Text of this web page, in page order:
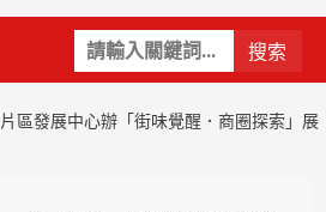
關
鍵
Primary
Menu
片區發展中心辦「街味覺醒．商圈探索」展